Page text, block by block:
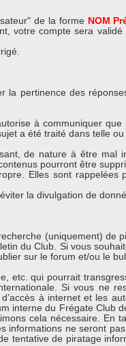
de la forme NOM
votre compte sera
la pertinence des
à communiquer que
a été traité dans telle
de nature à être mal
pourront être
Elles sont rappelées
la divulgation de
(uniquement) de
du Club. Si vous
sur le forum et/ou le
etc. qui pourrait
Si vous ne
à internet et les
interne du Frégate Club
cela nécessaire. En
informations ne seront
tentative de piratage